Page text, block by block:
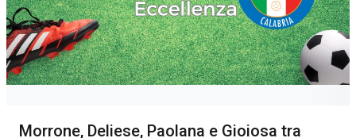
Morrone, Deliese, Paolana e Gioiosa tra